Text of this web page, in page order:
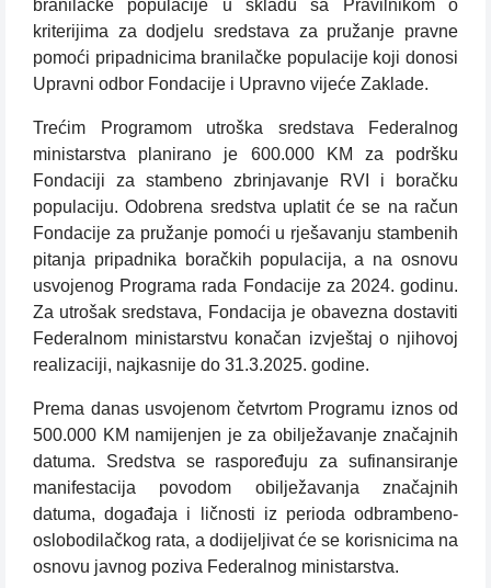
branilačke populacije u skladu sa Pravilnikom o
kriterijima za dodjelu sredstava za pružanje pravne
pomoći pripadnicima branilačke populacije koji donosi
Upravni odbor Fondacije i Upravno vijeće Zaklade.
Trećim Programom utroška sredstava Federalnog
ministarstva planirano je 600.000 KM za podršku
Fondaciji za stambeno zbrinjavanje RVI i boračku
populaciju. Odobrena sredstva uplatit će se na račun
Fondacije za pružanje pomoći u rješavanju stambenih
pitanja pripadnika boračkih populacija, a na osnovu
usvojenog Programa rada Fondacije za 2024. godinu.
Za utrošak sredstava, Fondacija je obavezna dostaviti
Federalnom ministarstvu konačan izvještaj o njihovoj
realizaciji, najkasnije do 31.3.2025. godine.
Prema danas usvojenom četvrtom Programu iznos od
500.000 KM namijenjen je za obilježavanje značajnih
datuma. Sredstva se raspoređuju za sufinansiranje
manifestacija povodom obilježavanja značajnih
datuma, događaja i ličnosti iz perioda odbrambeno-
oslobodilačkog rata, a dodijeljivat će se korisnicima na
osnovu javnog poziva Federalnog ministarstva.